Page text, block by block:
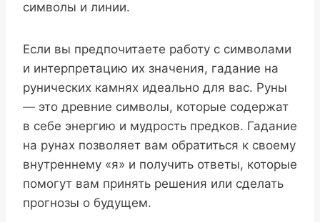
символы и линии.
Если вы предпочитаете работу с символами
и интерпретацию их значения, гадание на
рунических камнях идеально для вас. Руны
— это древние символы, которые содержат
в себе энергию и мудрость предков. Гадание
на рунах позволяет вам обратиться к своему
внутреннему «я» и получить ответы, которые
помогут вам принять решения или сделать
прогнозы о будущем.